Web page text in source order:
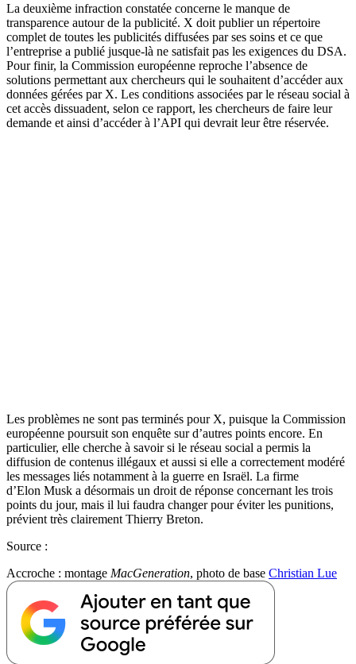
La deuxième infraction constatée concerne le manque de
transparence autour de la publicité. X doit publier un répertoire
complet de toutes les publicités diffusées par ses soins et ce que
l’entreprise a publié jusque-là ne satisfait pas les exigences du DSA.
Pour finir, la Commission européenne reproche l’absence de
solutions permettant aux chercheurs qui le souhaitent d’accéder aux
données gérées par X. Les conditions associées par le réseau social à
cet accès dissuadent, selon ce rapport, les chercheurs de faire leur
demande et ainsi d’accéder à l’API qui devrait leur être réservée.
Les problèmes ne sont pas terminés pour X, puisque la Commission
européenne poursuit son enquête sur d’autres points encore. En
particulier, elle cherche à savoir si le réseau social a permis la
diffusion de contenus illégaux et aussi si elle a correctement modéré
les messages liés notamment à la guerre en Israël. La firme
d’Elon Musk a désormais un droit de réponse concernant les trois
points du jour, mais il lui faudra changer pour éviter les punitions,
prévient très clairement Thierry Breton.
Source :
Accroche : montage MacGeneration, photo de base Christian Lue